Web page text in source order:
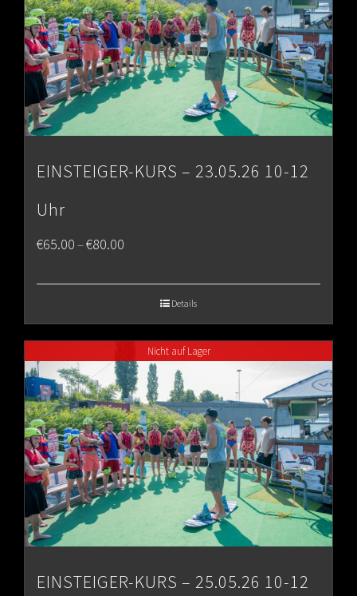
EINSTEIGER-KURS – 23.05.26 10-12
Uhr
€65.00–€80.00
€80.00
Details
Nicht auf Lager
EINSTEIGER-KURS – 25.05.26 10-12